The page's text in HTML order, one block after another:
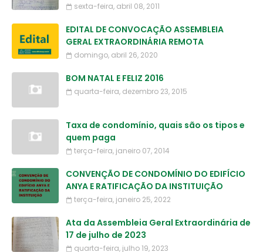
sexta-feira, abril 08, 2011
EDITAL DE CONVOCAÇÃO ASSEMBLEIA
GERAL EXTRAORDINÁRIA REMOTA
domingo, abril 26, 2020
BOM NATAL E FELIZ 2016
quarta-feira, dezembro 23, 2015
Taxa de condomínio, quais são os tipos e
quem paga
terça-feira, janeiro 07, 2014
CONVENÇÃO DE CONDOMÍNIO DO EDIFÍCIO
ANYA E RATIFICAÇÃO DA INSTITUIÇÃO
terça-feira, janeiro 25, 2022
Ata da Assembleia Geral Extraordinária de
17 de julho de 2023
quarta-feira, julho 19, 2023